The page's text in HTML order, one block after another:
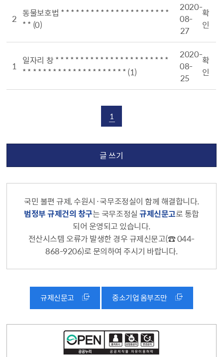
2 동물보호법 * * * * * * * * * * * * * * * * * * * * * *
* * (0)
2020-
08-
27
확
인
1 일자리 창 * * * * * * * * * * * * * * * * * * * * * * *
* * * * * * * * * * * * * * * * * * * * * (1)
2020-
08-
25
확
인
1
글 쓰기
국민 불편 규제, 수원시·국무조정실이 함께 해결합니다.
범정부 규제건의 창구는 국무조정실규제신문고로 통합
되어 운영되고 있습니다.
전산시스템 오류가 발생한 경우 규제신문고(☎ 044-
868-9206)로 문의하여 주시기 바랍니다.
규제신문고 중소기업 옴부즈만